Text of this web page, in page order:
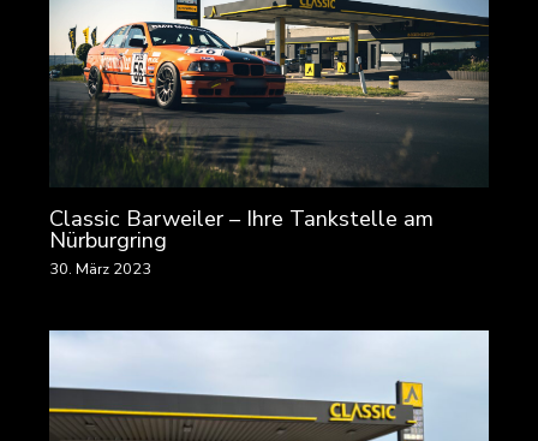
Classic Barweiler – Ihre Tankstelle am
Nürburgring
30. März 2023